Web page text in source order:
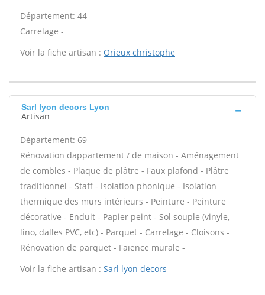
Département: 44
Carrelage -
Voir la fiche artisan : Orieux christophe
Sarl lyon decors Lyon
Artisan
Département: 69
Rénovation dappartement / de maison - Aménagement
de combles - Plaque de plâtre - Faux plafond - Plâtre
traditionnel - Staff - Isolation phonique - Isolation
thermique des murs intérieurs - Peinture - Peinture
décorative - Enduit - Papier peint - Sol souple (vinyle,
lino, dalles PVC, etc) - Parquet - Carrelage - Cloisons -
Rénovation de parquet - Faïence murale -
Voir la fiche artisan : Sarl lyon decors